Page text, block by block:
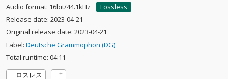
Audio format: 16bit/44.1kHz
Lossless
Release date: 2023-04-21
Original release date: 2023-04-21
Label: Deutsche Grammophon (DG)
Total runtime: 04:11
ロスレス